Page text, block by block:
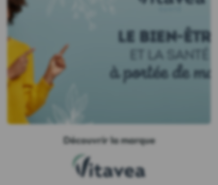
Découvrir la marque